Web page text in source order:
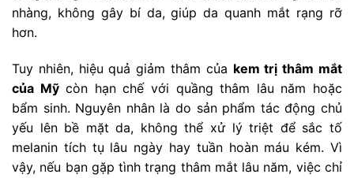
nhàng, không gây bí da, giúp da quanh mắt rạng rỡ
hơn.
Tuy nhiên, hiệu quả giảm thâm của kem trị thâm mắt
của Mỹcòn hạn chế với quầng thâm lâu năm hoặc
bẩm sinh. Nguyên nhân là do sản phẩm tác động chủ
yếu lên bề mặt da, không thể xử lý triệt để sắc tố
melanin tích tụ lâu ngày hay tuần hoàn máu kém. Vì
vậy, nếu bạn gặp tình trạng thâm mắt lâu năm, việc chỉ